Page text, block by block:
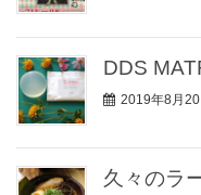
DDS
2019年8月20
久々のラ